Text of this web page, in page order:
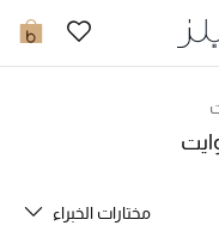
0
مختارات الخبراء